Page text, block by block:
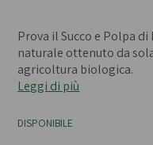
Prova il Succo e Polpa
naturale ottenuto da
agricoltura biologica.
Leggi di più
DISPONIBILE